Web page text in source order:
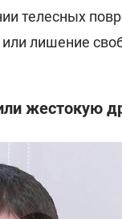
телесных
лишение
жестокую